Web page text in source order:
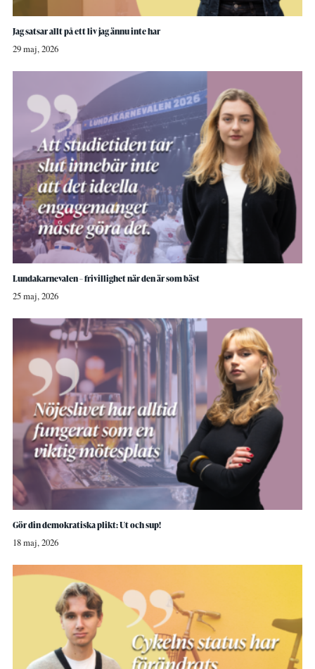
Jag satsar allt på ett liv jag ännu inte har
29 maj, 2026
Lundakarnevalen – frivillighet när den är som bäst
25 maj, 2026
Gör din demokratiska plikt: Ut och sup!
18 maj, 2026